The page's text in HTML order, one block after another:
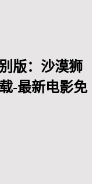
版：沙漠狮
-最新电影免